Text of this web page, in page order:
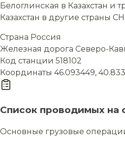
Белоглинская в Казахстан и
Казахстан в другие страны
Страна Россия
Железная дорога Северо-
Код станции 518102
Координаты 46.093449,
Список проводимых на
Основные грузовые